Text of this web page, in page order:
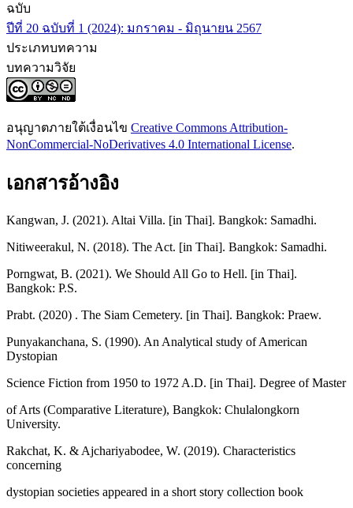
ฉบับ
ปีที่ 20 ฉบับที่ 1 (2024): มกราคม - มิถุนายน 2567
ประเภทบทความ
บทความวิจัย
อนุญาตภายใต้เงื่อนไข Creative Commons Attribution-
NonCommercial-NoDerivatives 4.0 International License.
เอกสารอ้างอิง
Kangwan, J. (2021). Altai Villa. [in Thai]. Bangkok: Samadhi.
Nitiweerakul, N. (2018). The Act. [in Thai]. Bangkok: Samadhi.
Porngwat, B. (2021). We Should All Go to Hell. [in Thai].
Bangkok: P.S.
Prabt. (2020) . The Siam Cemetery. [in Thai]. Bangkok: Praew.
Punyakanchana, S. (1990). An Analytical study of American
Dystopian
Science Fiction from 1950 to 1972 A.D. [in Thai]. Degree of Master
of Arts (Comparative Literature), Bangkok: Chulalongkorn
University.
Rakchat, K. & Ajchariyabodee, W. (2019). Characteristics
concerning
dystopian societies appeared in a short story collection book